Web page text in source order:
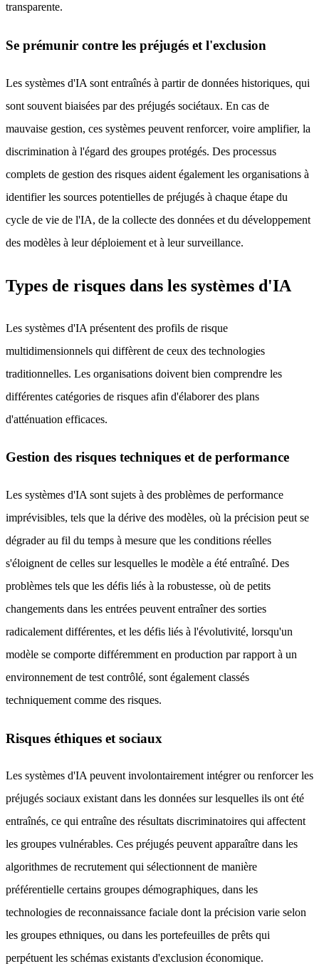
transparente.
Se prémunir contre les préjugés et l'exclusion
Les systèmes d'IA sont entraînés à partir de données historiques, qui
sont souvent biaisées par des préjugés sociétaux. En cas de
mauvaise gestion, ces systèmes peuvent renforcer, voire amplifier, la
discrimination à l'égard des groupes protégés. Des processus
complets de gestion des risques aident également les organisations à
identifier les sources potentielles de préjugés à chaque étape du
cycle de vie de l'IA, de la collecte des données et du développement
des modèles à leur déploiement et à leur surveillance.
Types de risques dans les systèmes d'IA
Les systèmes d'IA présentent des profils de risque
multidimensionnels qui diffèrent de ceux des technologies
traditionnelles. Les organisations doivent bien comprendre les
différentes catégories de risques afin d'élaborer des plans
d'atténuation efficaces.
Gestion des risques techniques et de performance
Les systèmes d'IA sont sujets à des problèmes de performance
imprévisibles, tels que la dérive des modèles, où la précision peut se
dégrader au fil du temps à mesure que les conditions réelles
s'éloignent de celles sur lesquelles le modèle a été entraîné. Des
problèmes tels que les défis liés à la robustesse, où de petits
changements dans les entrées peuvent entraîner des sorties
radicalement différentes, et les défis liés à l'évolutivité, lorsqu'un
modèle se comporte différemment en production par rapport à un
environnement de test contrôlé, sont également classés
techniquement comme des risques.
Risques éthiques et sociaux
Les systèmes d'IA peuvent involontairement intégrer ou renforcer les
préjugés sociaux existant dans les données sur lesquelles ils ont été
entraînés, ce qui entraîne des résultats discriminatoires qui affectent
les groupes vulnérables. Ces préjugés peuvent apparaître dans les
algorithmes de recrutement qui sélectionnent de manière
préférentielle certains groupes démographiques, dans les
technologies de reconnaissance faciale dont la précision varie selon
les groupes ethniques, ou dans les portefeuilles de prêts qui
perpétuent les schémas existants d'exclusion économique.